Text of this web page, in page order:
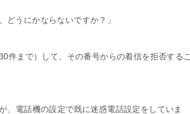
どうにかならないですか？」
件まで）して、その番号からの着信を拒否するこ
、電話機の設定で既に迷惑電話設定をしていま